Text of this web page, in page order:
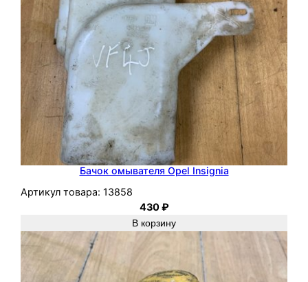
Бачок омывателя Opel Insignia
Артикул товара: 13858
430₽
В корзину